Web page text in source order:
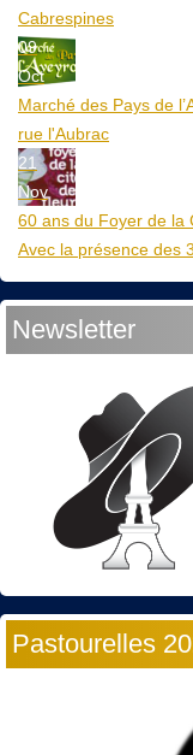
Cabrespines
09
Oct
Marché des Pays de
rue l'Aubrac
21
Nov
60 ans du Foyer de la
Avec la présence des
Newsletter
Pastourelles